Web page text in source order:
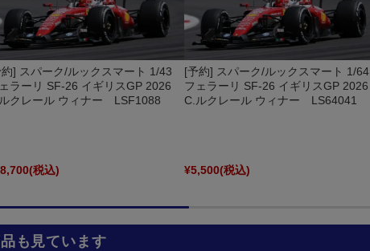
約] スパーク/ルックスマート 1/43
ラーリ SF-26 イギリスGP 2026
クレール ウィナー LSF1088
(税込)
[予約] スパーク/ルックスマート 1/64
フェラーリ SF-26 イギリスGP 2026
C.ルクレール ウィナー LS64041
¥5,500(税込)
も見ています